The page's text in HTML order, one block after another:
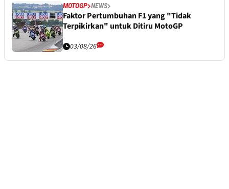
MOTOGP NEWS
Faktor Pertumbuhan F1 yang "Tidak
Terpikirkan" untuk Ditiru MotoGP
03/08/26